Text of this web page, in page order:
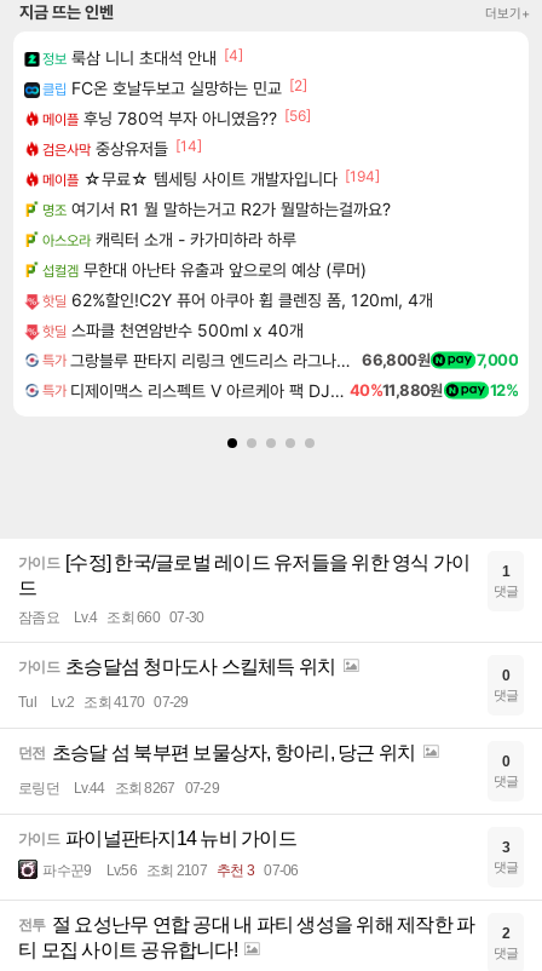
지금 뜨는 인벤 더보기+
정보 룩삼 니니 초대석 안내 [4]
클립 FC온 호날두보고 실망하는 민교 [2]
메이플 후닝 780억 부자 아니였음?? [56]
검은사막 중상유저들 [14]
메이플 ☆무료☆ 템세팅 사이트 개발자입니다 [194]
명조 여기서 R1 뭘 말하는거고 R2가 뭘말하는걸까요?
아스오라 캐릭터 소개 - 카가미하라 하루
섭컬겜 무한대 아난타 유출과 앞으로의 예상 (루머)
핫딜 62%할인!C2Y 퓨어 아쿠아 휩 클렌징 폼, 120ml, 4개
핫딜 스파클 천연암반수 500ml x 40개
특가 그랑블루 판타지 리링크 엔드리스 라그나로크 Granblue Fantasy Relink Endless Ragnarok 66,800원 7,000
특가 디제이맥스 리스펙트 V 아르케아 팩 DJMAX RESPECT V Arcaea Pack DLC 40%11,880원 12%
가이드 [수정] 한국/글로벌 레이드 유저들을 위한 영식 가이
드
잠좀요 Lv.4 조회 660 07-30
1
댓글
가이드 초승달섬 청마도사 스킬체득 위치
Tul Lv.2 조회 4170 07-29
0
댓글
던전 초승달 섬 북부편 보물상자, 항아리, 당근 위치
로링던 Lv.44 조회 8267 07-29
0
댓글
가이드 파이널판타지14 뉴비 가이드
파수꾼9 Lv.56 조회 2107 추천 3 07-06
3
댓글
전투 절 요성난무 연합 공대 내 파티 생성을 위해 제작한 파
티 모집 사이트 공유합니다!
2
댓글